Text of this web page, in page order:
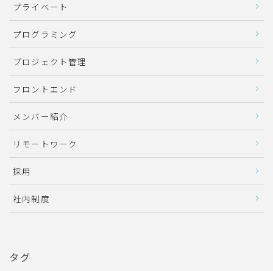
プライベート
プログラミング
プロジェクト管理
フロントエンド
メンバー紹介
リモートワーク
採用
社内制度
タグ